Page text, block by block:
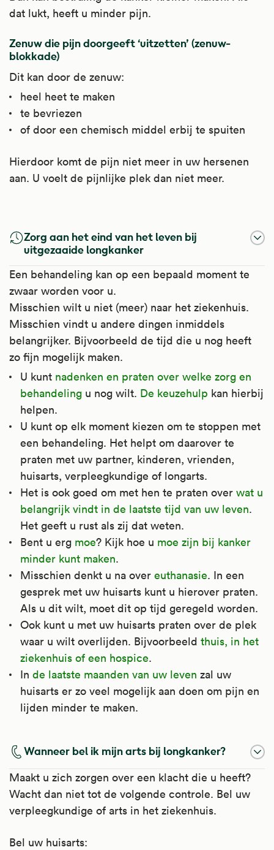
dat lukt, heeft u minder pijn.
Zenuw die pijn doorgeeft ‘uitzetten’ (zenuw-
blokkade)
Dit kan door de zenuw:
heel heet te maken
te bevriezen
of door een chemisch middel erbij te spuiten
Hierdoor komt de pijn niet meer in uw hersenen
aan. U voelt de pijnlijke plek dan niet meer.
Fentanyl is een morfineachtige pijnstiller
(opiaat). Het heeft een sterke pijnstillende
werking.
Artsen schrijven het voor bij plotselinge
hevige pijn, zoals pijn na een operatie,
ernstige verwonding of pijn na een
hartinfarct. Ook bij langdurige hevige pijn,
zoals pijn bij kanker.
Artsen schrijven het soms ook voor bij zorg
voor mensen die in hun de laatste levensfase
zitten (palliatieve zorg).
Kijk voor meer informatie op
Apotheek.nl
.
Diclofenac is een ontstekingsremmende
pijnstiller. Dit soort pijnstillers wordt ook wel
NSAID's genoemd. Het werkt pijnstillend,
ontstekingsremmend en koortsverlagend.
Het is te gebruiken bij pijn waarbij ook
sprake is van een ontsteking, zoals bij
gewrichtspijn, reumatoïde artritis (ontsteking
van de gewrichten), ziekte van Bechterew en
jicht (ontsteking in uw gewricht).
Bovendien bij koliekpijn,
menstruatieklachten, zoals veel bloedverlies
bij de menstruatie, migraine en hoofdpijn.
Het wordt soms ook gebruikt bij artrose (het
kraakbeen in uw gewrichten wordt dunner),
spierpijn en klachten door griep of
verkoudheid.
Kijk voor meer informatie op
Apotheek.nl
Ibuprofen is een ontstekingsremmende
pijnstiller. Dit soort pijnstillers wordt ook wel
NSAID genoemd. Het werkt pijnstillend,
ontstekingsremmend en koortsverlagend.
Het is te gebruiken bij pijn waarbij ook
sprake is van een ontsteking, zoals bij
gewrichtspijn, reumatoïde artritis, ziekte van
Bechterew en jicht. Bovendien bij migraine,
hoofdpijn en menstruatieklachten, zoals veel
bloedverlies bij de menstruatie. Het wordt
soms ook gebruikt bij artrose, spierpijn en
klachten door griep of verkoudheid.
Kijk voor meer informatie op
Apotheek.nl
Morfine is een sterke pijnstiller. Het hoort bij
een groep stoffen genaamd opiaten. Deze
stoffen lijken allemaal op morfine.
Artsen schrijven het voor bij plotselinge
ernstige pijn, zoals pijn na een operatie,
ernstige verwonding, pijn na een hartinfarct
of koliekpijn. Ook bij langdurige hevige pijn,
zoals pijn bij kanker. En bij zorg voor mensen
die niet meer beter worden (palliatieve zorg).
Artsen schrijven het soms voor bij ernstige
benauwdheid door een hart dat minder goed
pompt (hartfalen).
Kijk voor meer informatie op
Apotheek.nl
.
Zorg aan het eind van het leven bij
uitgezaaide longkanker
Een behandeling kan op een bepaald moment te
zwaar worden voor u.
Misschien wilt u niet (meer) naar het ziekenhuis.
Misschien vindt u andere dingen inmiddels
belangrijker. Bijvoorbeeld de tijd die u nog heeft
zo fijn mogelijk maken.
U kunt nadenken en praten over welke zorg en
behandeling u nog wilt. De keuzehulp kan hierbij
helpen.
U kunt op elk moment kiezen om te stoppen met
een behandeling. Het helpt om daarover te
praten met uw partner, kinderen, vrienden,
huisarts, verpleegkundige of longarts.
Het is ook goed om met hen te praten over wat u
belangrijk vindt in de laatste tijd van uw leven.
Het geeft u rust als zij dat weten.
Bent u erg moe? Kijk hoe u moe zijn bij kanker
minder kunt maken.
Misschien denkt u na over euthanasie. In een
gesprek met uw huisarts kunt u hierover praten.
Als u dit wilt, moet dit op tijd geregeld worden.
Ook kunt u met uw huisarts praten over de plek
waar u wilt overlijden. Bijvoorbeeld thuis, in het
ziekenhuis of een hospice.
In de laatste maanden van uw leven zal uw
huisarts er zo veel mogelijk aan doen om pijn en
lijden minder te maken.
Wanneer bel ik mijn arts bij longkanker?
Maakt u zich zorgen over een klacht die u heeft?
Wacht dan niet tot de volgende controle. Bel uw
verpleegkundige of arts in het ziekenhuis.
Bel uw huisarts: